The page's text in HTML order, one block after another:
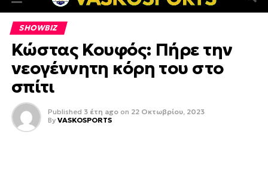
SHOWBIZ
Κώστας Κουφός: Πήρε την
νεογέννητη κόρη του στο
σπίτι
Published 3 έτη ago on 22 Οκτωβρίου, 2023
By VASKOSPORTS